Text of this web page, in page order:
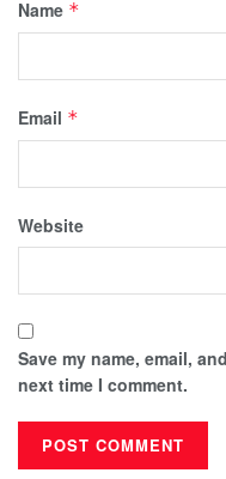
Name *
Email *
Website
Save my name, email,
next time I comment.